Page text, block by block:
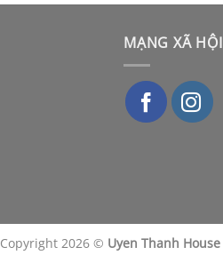
MẠNG XÃ HỘI
Copyright 2026 © Uyen Thanh House